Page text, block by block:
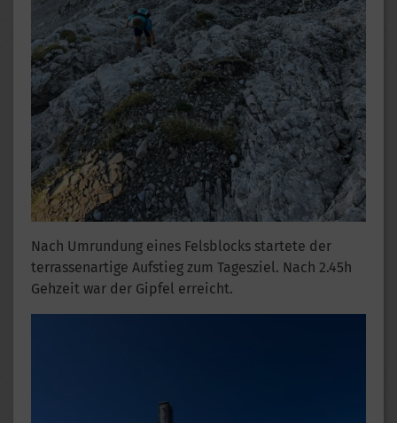
Nach Umrundung eines Felsblocks startete der
terrassenartige Aufstieg zum Tagesziel. Nach 2.45h
Gehzeit war der Gipfel erreicht.